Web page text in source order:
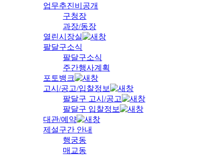
업무추진비공개
구청장
과장/동장
열린시장실
팔달구소식
팔달구소식
주간행사계획
포토뱅크
고시/공고/입찰정보
팔달구 고시/공고
팔달구 입찰정보
대관/예약
제설구간 안내
행궁동
매교동